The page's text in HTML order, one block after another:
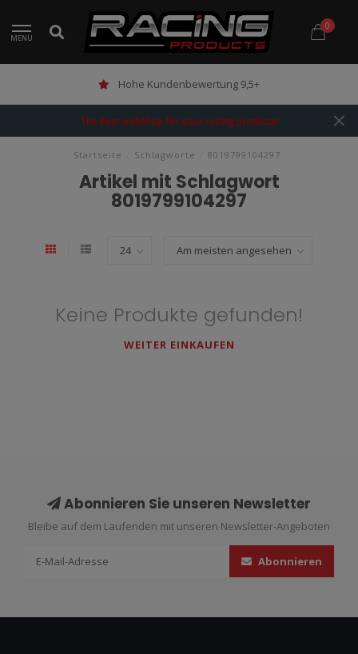
MENU
0
Hohe Kundenbewertung 9,5+
The best webshop for your racing products!
Startseite Schlagworte 8019799104297
Artikel mit Schlagwort
8019799104297
Keine Produkte gefunden!
WEITER EINKAUFEN
Abonnieren Sie unseren Newsletter
Bleibe auf dem Laufenden mit unseren Newsletter-Angeboten
Abonnieren